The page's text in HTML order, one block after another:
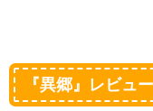
『異郷』レビュー